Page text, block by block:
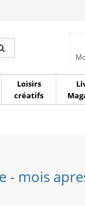
Loisirs
créatifs
- mois